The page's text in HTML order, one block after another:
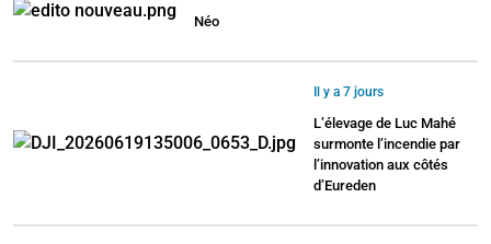
Néo
Il y a 7 jours
L’élevage de Luc Mahé
surmonte l’incendie par
l’innovation aux côtés
d’Eureden